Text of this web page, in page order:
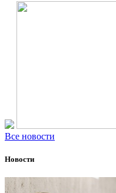
Все новости
Новости